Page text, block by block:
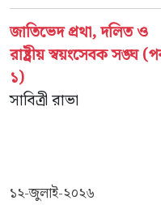
জাতিভেদ প্রথা, দলিত ও
রাষ্ট্রীয় স্বয়ংসেবক সঙ্ঘ
১)
সাবিত্রী রাভা
১২-জুলাই-২০২৬